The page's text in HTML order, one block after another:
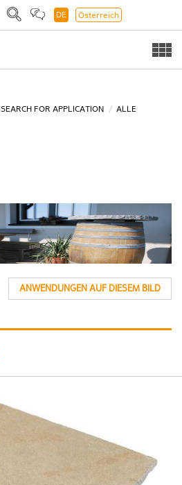
DE Österreich
SEARCH FOR APPLICATION
ALLE
ANWENDUNGEN AUF DIESEM BILD